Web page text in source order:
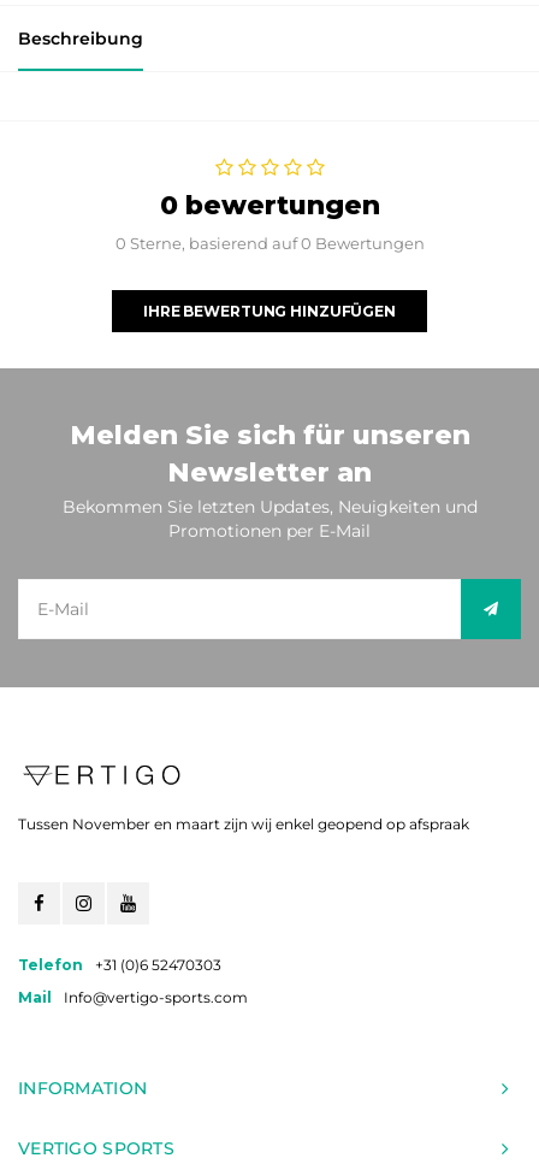
Beschreibung
0 bewertungen
0 Sterne, basierend auf 0 Bewertungen
IHRE BEWERTUNG HINZUFÜGEN
Melden Sie sich für unseren
Newsletter an
Bekommen Sie letzten Updates, Neuigkeiten und
Promotionen per E-Mail
Tussen November en maart zijn wij enkel geopend op afspraak
Telefon
+31 (0)6 52470303
Mail
Info@vertigo-sports.com
INFORMATION
VERTIGO SPORTS